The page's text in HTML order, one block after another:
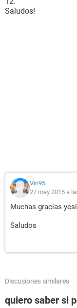
Saludos!
Viri95
27 may 2015 a
Muchas gracias
Saludos
Discusiones similares
quiero saber si